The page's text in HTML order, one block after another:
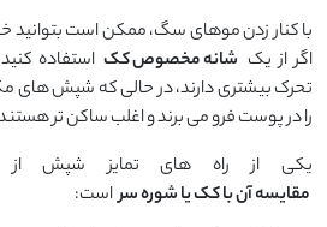
با کنار زدن موهای سگ، ممکن است بتوانید
اگر از یک شانه مخصوص کک استفاده
تحرک بیشتری دارند، در حالی که شپش ‌های
را در پوست فرو می‌ برند و اغلب ساکن‌ تر
یکی از راه‌ های تمایز شپش از
مقایسه آن با کک یا شوره سراست: